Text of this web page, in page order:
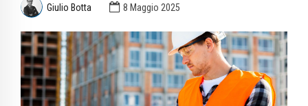
Giulio Botta 8 Maggio 2025